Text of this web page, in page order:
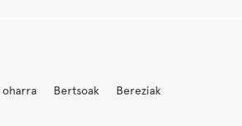
oharra Bertsoak
Bereziak